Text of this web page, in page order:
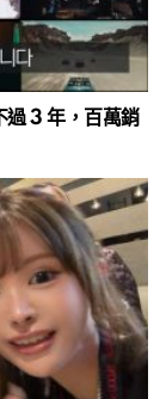
3 年，百萬銷